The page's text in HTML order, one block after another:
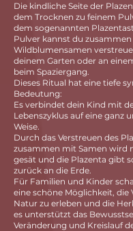
Die kindliche Seite der
dem Trocknen zu feinem
dem sogenannten
Pulver kannst du
Wildblumensamen
deinem Garten oder an
beim Spaziergang.
Dieses Ritual hat eine tiefe
Bedeutung:
Es verbindet dein Kind mit
Lebenszyklus auf eine ganz
Weise.
Durch das Verstreuen des
zusammen mit Samen wird
gesät und die Plazenta gibt
zurück an die Erde.
Für Familien und Kinder
eine schöne Möglichkeit, die
Natur zu erleben und die
es unterstützt das
Veränderung und Kreislauf